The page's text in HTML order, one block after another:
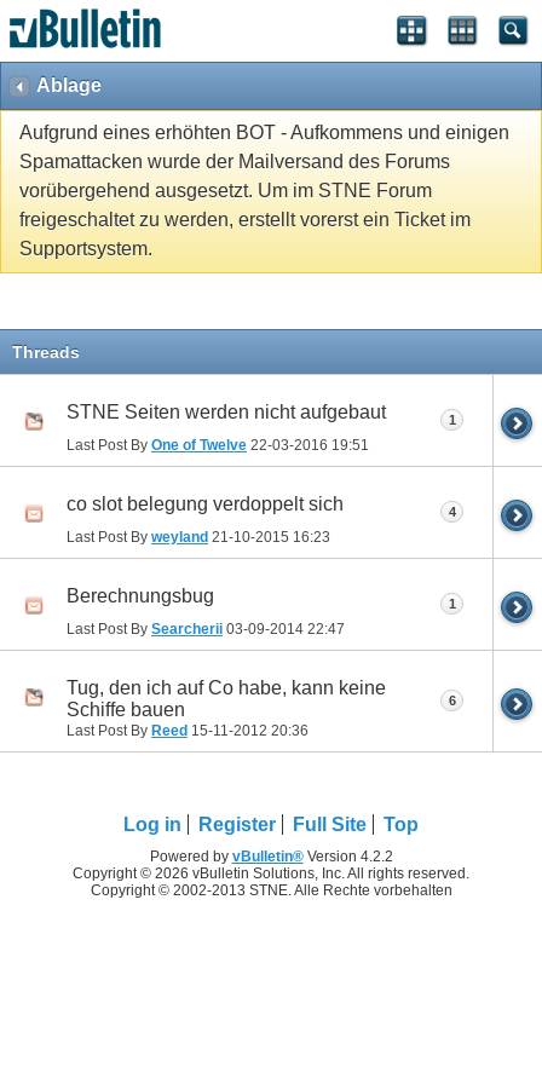
Ablage
Aufgrund eines erhöhten BOT - Aufkommens und einigen
Spamattacken wurde der Mailversand des Forums
vorübergehend ausgesetzt. Um im STNE Forum
freigeschaltet zu werden, erstellt vorerst ein Ticket im
Supportsystem.
Threads
STNE Seiten werden nicht aufgebaut
Last Post By One of Twelve 22-03-2016 19:51
1
co slot belegung verdoppelt sich
Last Post By weyland 21-10-2015 16:23
4
Berechnungsbug
Last Post By Searcherii 03-09-2014 22:47
1
Tug, den ich auf Co habe, kann keine
Schiffe bauen
Last Post By Reed 15-11-2012 20:36
6
Log in Register Full Site Top
Powered by vBulletin®Version 4.2.2
Copyright © 2026 vBulletin Solutions, Inc. All rights reserved.
Copyright © 2002-2013 STNE. Alle Rechte vorbehalten